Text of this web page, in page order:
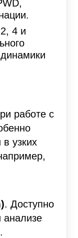
4 и
работе с
узких
. Доступно
анализе